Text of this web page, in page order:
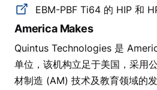
EBM-PBF Ti64 的 HIP 和
America Makes
Quintus Technologies 是
单位，该机构立足于美国，采用
材制造 (AM) 技术及教育领域的